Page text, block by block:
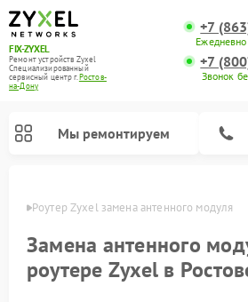
FIX-ZYXEL
Ремонт устройств Zyxel
Специализированный
cервисный центр г.Ростов-
на-Дону
+7
+7
Звонок
Мы ремонтируем
Роутер Zyxel замена антенного модуля
Замена антенного
роутере Zyxel в